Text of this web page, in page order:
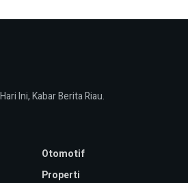
Ini, Kabar Berita Riau.
Otomotif
Properti